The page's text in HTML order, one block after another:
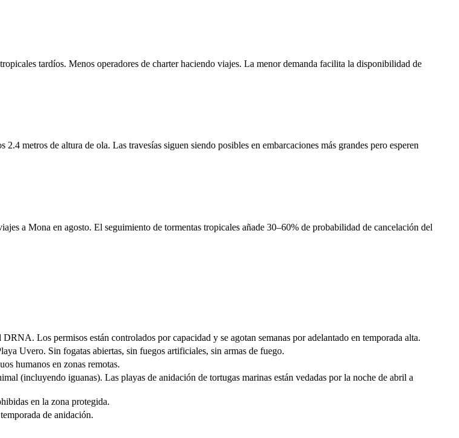
tardíos. Menos operadores de charter haciendo viajes. La menor demanda facilita la disponibilidad de
metros de altura de ola. Las travesías siguen siendo posibles en embarcaciones más grandes pero esperen
a Mona en agosto. El seguimiento de tormentas tropicales añade 30–60% de probabilidad de cancelación del
Los permisos están controlados por capacidad y se agotan semanas por adelantado en temporada alta.
Uvero. Sin fogatas abiertas, sin fuegos artificiales, sin armas de fuego.
humanos en zonas remotas.
(incluyendo iguanas). Las playas de anidación de tortugas marinas están vedadas por la noche de abril a
en la zona protegida.
de anidación.